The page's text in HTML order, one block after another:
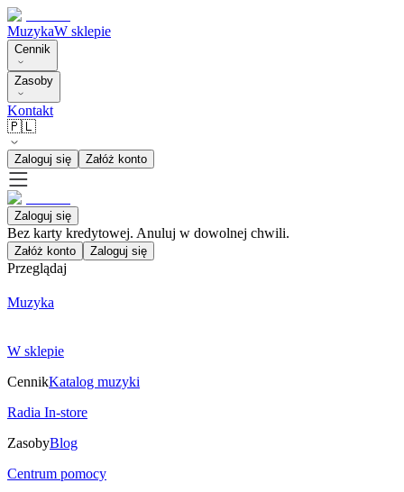
MuzykaW sklepie
Cennik
Zasoby
Kontakt
🇵🇱
Zaloguj się Załóż konto
Zaloguj się
Bez karty kredytowej. Anuluj w dowolnej chwili.
Załóż konto Zaloguj się
Przeglądaj
Muzyka
W sklepie
CennikKatalog muzyki
Radia In-store
ZasobyBlog
Centrum pomocy